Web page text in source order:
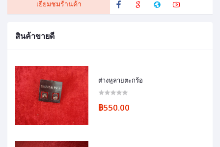
เยี่ยมชมร้านค้า
สินค้าขายดี
ต่างหูลายตะกร้อ
฿550.00